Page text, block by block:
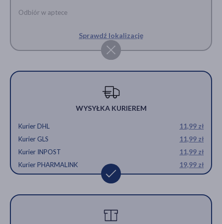
Odbiór w aptece
Sprawdź lokalizację
WYSYŁKA KURIEREM
Kurier DHL
11,99 zł
Kurier GLS
11,99 zł
Kurier INPOST
11,99 zł
Kurier PHARMALINK
19,99 zł